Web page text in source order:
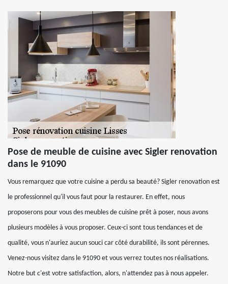
Pose de meuble de cuisine avec Sigler renovation
dans le 91090
Vous remarquez que votre cuisine a perdu sa beauté? Sigler renovation est
le professionnel qu'il vous faut pour la restaurer. En effet, nous
proposerons pour vous des meubles de cuisine prêt à poser, nous avons
plusieurs modèles à vous proposer. Ceux-ci sont tous tendances et de
qualité, vous n'auriez aucun souci car côté durabilité, ils sont pérennes.
Venez-nous visitez dans le 91090 et vous verrez toutes nos réalisations.
Notre but c'est votre satisfaction, alors, n'attendez pas à nous appeler.